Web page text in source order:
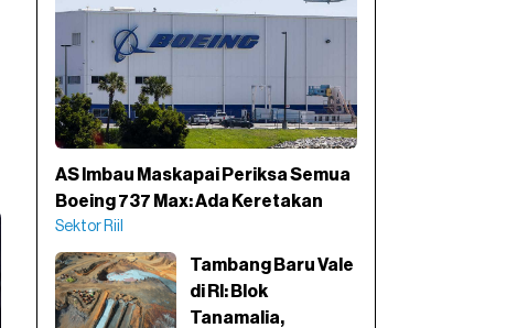
AS Imbau Maskapai Periksa Semua
Boeing 737 Max: Ada Keretakan
Sektor Riil
Tambang Baru Vale
di RI: Blok
Tanamalia,